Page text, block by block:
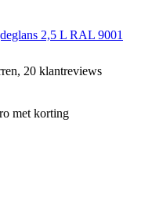
2,5 L RAL 9001
20 klantreviews
met korting